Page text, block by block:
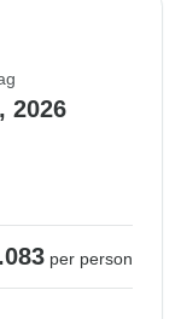
2026
per person